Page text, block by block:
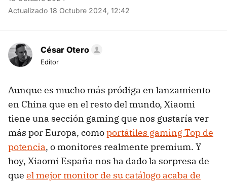
Actualizado 18 Octubre 2024, 12:42
César Otero
Editor
Aunque es mucho más pródiga en lanzamiento
en China que en el resto del mundo, Xiaomi
tiene una sección gaming que nos gustaría ver
más por Europa, comoportátiles gaming Top de
potencia, o monitores realmente premium. Y
hoy, Xiaomi España nos ha dado la sorpresa de
que el mejor monitor de su catálogo acaba de